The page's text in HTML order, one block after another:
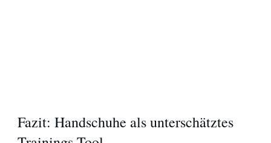
Fazit: Handschuhe als unterschätztes